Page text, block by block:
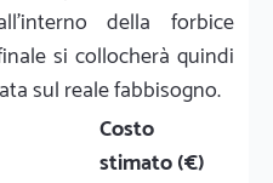
della forbice
si collocherà quindi
sul reale fabbisogno.
Costo
stimato (€)